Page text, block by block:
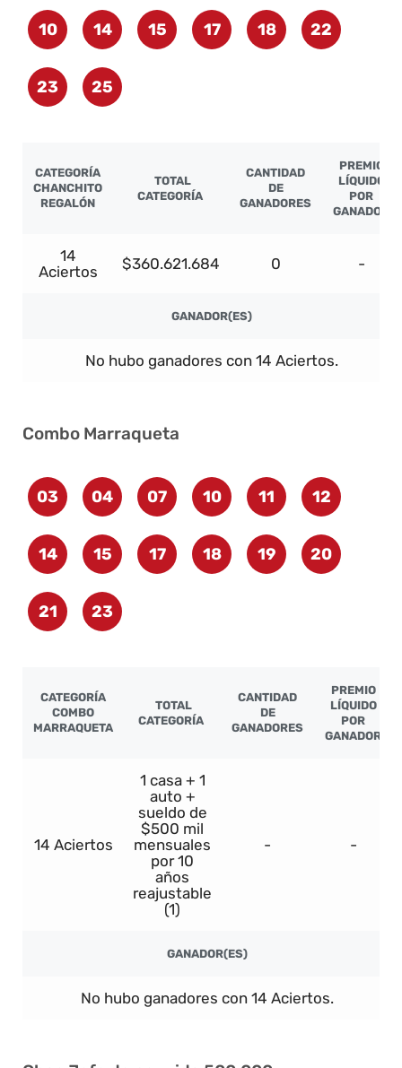
10 14 15 17 18 22
23 25
CATEGORÍA
CHANCHITO
REGALÓN
TOTAL
CATEGORÍA
CANTIDAD
DE
GANADORES
PREMIO
LÍQUIDO
POR
GANADOR
14
Aciertos
$360.621.684 0 -
GANADOR(ES)
No hubo ganadores con 14 Aciertos.
Combo Marraqueta
03 04 07 10 11 12
14 15 17 18 19 20
21 23
CATEGORÍA
COMBO
MARRAQUETA
TOTAL
CATEGORÍA
CANTIDAD
DE
GANADORES
PREMIO
LÍQUIDO
POR
GANADOR
14 Aciertos
1 casa + 1
auto +
sueldo de
$500 mil
mensuales
por 10
años
reajustable
(1)
- -
GANADOR(ES)
No hubo ganadores con 14 Aciertos.